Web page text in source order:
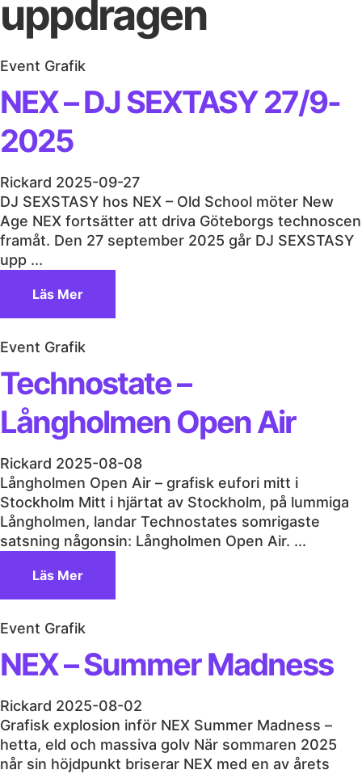
uppdragen
Event Grafik
NEX – DJ SEXTASY 27/9-
2025
Rickard 2025-09-27
DJ SEXSTASY hos NEX – Old School möter New
Age NEX fortsätter att driva Göteborgs technoscen
framåt. Den 27 september 2025 går DJ SEXSTASY
upp ...
Läs Mer
Event Grafik
Technostate –
Långholmen Open Air
Rickard 2025-08-08
Långholmen Open Air – grafisk eufori mitt i
Stockholm Mitt i hjärtat av Stockholm, på lummiga
Långholmen, landar Technostates somrigaste
satsning någonsin: Långholmen Open Air. ...
Läs Mer
Event Grafik
NEX – Summer Madness
Rickard 2025-08-02
Grafisk explosion inför NEX Summer Madness –
hetta, eld och massiva golv När sommaren 2025
når sin höjdpunkt briserar NEX med en av årets